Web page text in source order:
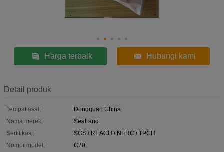
Harga terbaik Hubungi kami
Detail produk
Tempat asal:
Dongguan China
Nama merek:
SeaLand
Sertifikasi:
SGS / REACH / NERC / TPCH
Nomor model:
C70